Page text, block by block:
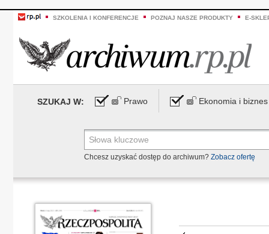
SZKOLENIA I KONFERENCJE POZNAJ NASZE PRODUKTY E-
SZUKAJ W: Prawo Ekonomia i biznes
Chcesz uzyskać dostęp do archiwum? Zobacz ofertę